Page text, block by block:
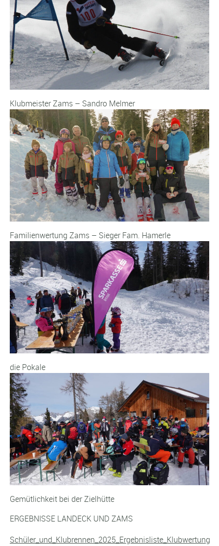
Klubmeister Zams – Sandro Melmer
Familienwertung Zams – Sieger Fam. Hamerle
die Pokale
Gemütlichkeit bei der Zielhütte
ERGEBNISSE LANDECK UND ZAMS
Schüler_und_Klubrennen_2025_Ergebnisliste_Klubwertung